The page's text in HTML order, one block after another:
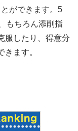
ができます。5
もちろん添削指
服したり、得意分
ます。